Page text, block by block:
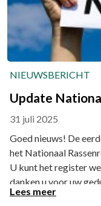
NIEUWSBERICHT
Update
31 juli 2025
Goed nieuws! De
het Nationaal
U kunt het register
danken u voor uw
Helaas ontbreekt het
Lees meer